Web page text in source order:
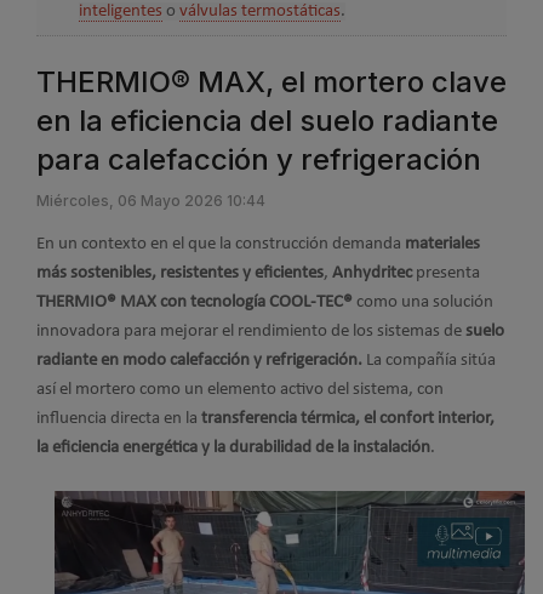
inteligentes o válvulas termostáticas.
THERMIO® MAX, el mortero clave
en la eficiencia del suelo radiante
para calefacción y refrigeración
Miércoles, 06 Mayo 2026 10:44
En un contexto en el que la construcción demanda materiales
más sostenibles, resistentes y eficientes, Anhydritecpresenta
THERMIO® MAX con tecnología COOL-TEC® como una solución
innovadora para mejorar el rendimiento de los sistemas de suelo
radiante en modo calefacción y refrigeración. La compañía sitúa
así el mortero como un elemento activo del sistema, con
influencia directa en la transferencia térmica, el confort interior,
la eficiencia energética y la durabilidad de la instalación.